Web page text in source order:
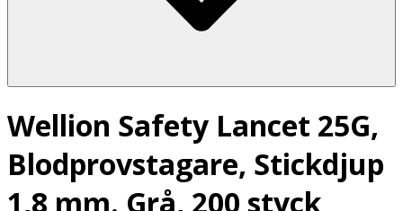
Wellion Safety Lancet 25G,
Blodprovstagare, Stickdjup
1,8 mm. Grå, 200 styck